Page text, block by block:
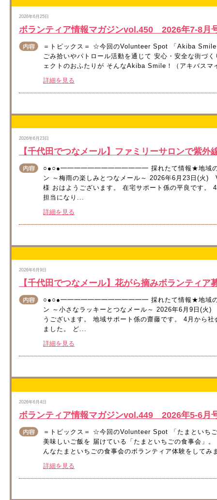
2026年6月25日
ボランティア情報マガジンvol.450 2026年7-8月
＝トピックス＝ ☆今回のVolunteer Spot 「Akiba
ごみ拾いやパトロール活動を通じて 安心・安全な街づ
ェクトのおふたりが そんなAkiba Smile！（アキバス
詳細を見る
2026年6月23日
【千代田でつなメール】ファミリーサロンで紫外
○●○●━━━━━━━━━━━━━ 採れたて情報★地域の「今
ン ～梅雨の楽しみとつなメール～ 2026年6月
様 おはようございます。 在宅サポート係の平良です。
担当になり...
詳細を見る
2026年6月9日
【千代田でつなメール】花がら摘みボランティア
○●○●━━━━━━━━━━━━━ 採れたて情報★地域の「今
ン ～小さなラッキーとつなメール～ 2026年6
うございます。 地域サポート係の齋藤です。 4月から
ました。 ど...
詳細を見る
2026年6月4日
ボランティア情報マガジンvol.449 2026年5-6月
＝トピックス＝ ☆今回のVolunteer Spot 「たまといち
美味しいご飯を 届けている「たまといちごの食事会」
んなたまといちごの食事会のボランティア体験をし
詳細を見る